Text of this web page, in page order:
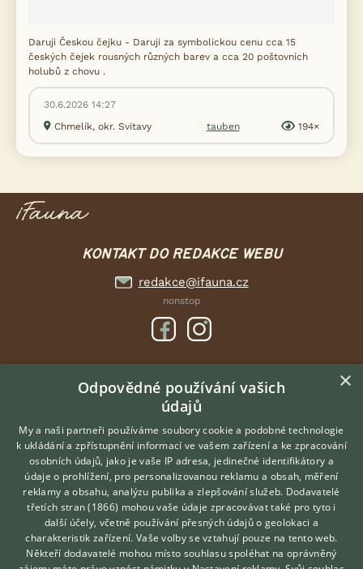
Daruji Českou čejku - Daruji za symbolickou cenu cca 15
českých čejek rousných různých barev a cca 20 poštovních
holubů z chovu .
30.6.2026 14:27
Chmelík, okr. Svitavy
tauben 194×
KONTAKT DO REDAKCE WEBU
redakce@ifauna.cz
nonstop
DOMOVSKÁ STRÁNKA
INZERCE
DISKUSE
ČLÁNKY
O nás
Kontakt
Možnosti zvýraznění inzerátů
Podmínky užití
Hledáte zvířecího kamaráda?
Zdarma vám poradí
VETERINÁŘ ONLINE
KONZULTOVAT S
×
Odpovědné používání vašich
údajů
My a naši partneři používáme soubory cookie a podobné technologie
k ukládání a zpřístupnění informací ve vašem zařízení a ke zpracování
osobních údajů, jako je vaše IP adresa, jedinečné identifikátory a
údaje o prohlížení, pro personalizovanou reklamu a obsah, měření
reklamy a obsahu, analýzu publika a zlepšování služeb. Dodavatelé
třetích stran (1866) mohou vaše údaje zpracovávat také pro tyto i
další účely, včetně používání přesných údajů o geolokaci a
charakteristik zařízení. Vaše volby se vztahují pouze na tento web.
Někteří dodavatelé mohou místo souhlasu spoléhat na oprávněný